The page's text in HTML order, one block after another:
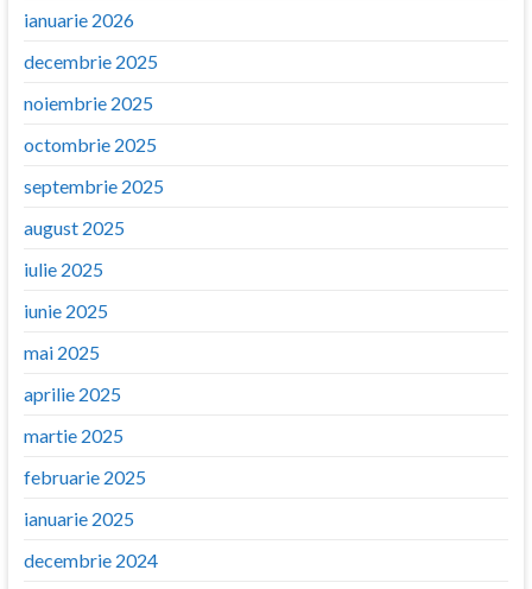
ianuarie 2026
decembrie 2025
noiembrie 2025
octombrie 2025
septembrie 2025
august 2025
iulie 2025
iunie 2025
mai 2025
aprilie 2025
martie 2025
februarie 2025
ianuarie 2025
decembrie 2024